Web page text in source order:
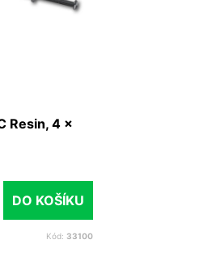
Resin, 4 x
DO KOŠÍKU
Kód: 33100